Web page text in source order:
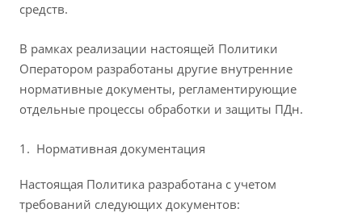
средств.
В рамках реализации настоящей Политики
Оператором разработаны другие внутренние
нормативные документы, регламентирующие
отдельные процессы обработки и защиты ПДн.
Нормативная документация
Настоящая Политика разработана с учетом
требований следующих документов: